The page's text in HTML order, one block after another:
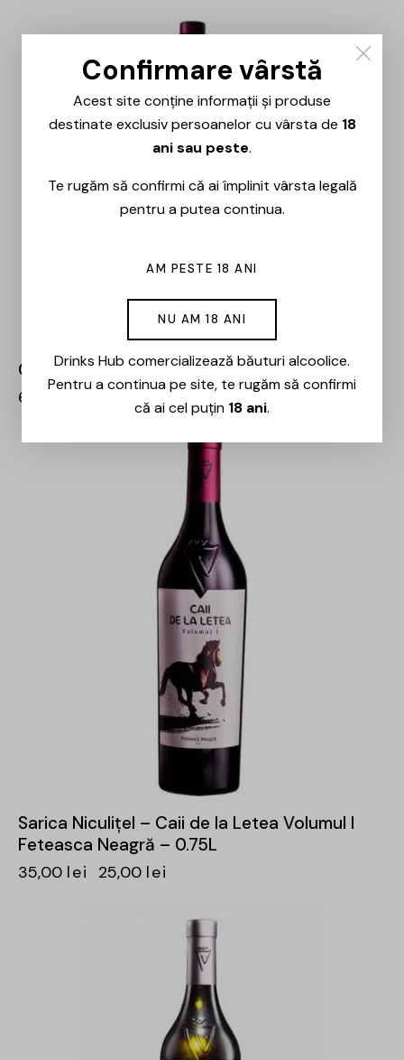
Crama Histria – Negru de Histria – 0.75L
61,00
Sarica Niculițel – Caii de la Letea Volumul I
Feteasca Neagră – 0.75L
35,00 lei 25,00 lei
Confirmare vârstă
Acest site conține informații și produse
destinate exclusiv persoanelor cu vârsta de 18
ani sau peste.
Te rugăm să confirmi că ai împlinit vârsta legală
pentru a putea continua.
AM PESTE 18 ANI
NU AM 18 ANI
Drinks Hub comercializează băuturi alcoolice.
Pentru a continua pe site, te rugăm să confirmi
că ai cel puțin 18 ani.